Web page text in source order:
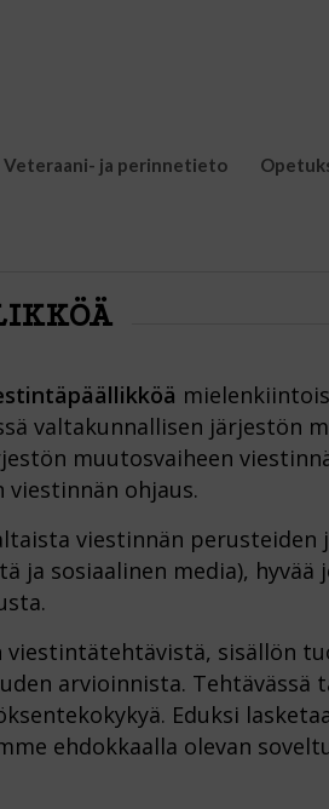
Veteraani- ja perinnetieto
valtakunnallisen järjestön
muutosvaiheen
ohjaus.
viestinnän perusteiden
ja sosiaalinen media), hyvää
viestintätehtävistä, sisällön
arvioinnista. Tehtävässä
Eduksi
ehdokkaalla olevan